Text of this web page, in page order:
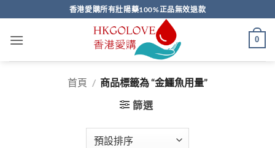
to
content
香港愛購所有壯陽藥100%正品無效退款
0
首頁 / 商品標籤為 “金鱷魚用量”
篩選